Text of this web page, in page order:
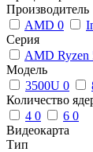
Производитель
AMD 0
Серия
AMD Ryzen
Модель
3500U 0
Количество
4 0 6 0
Видеокарта
Тип